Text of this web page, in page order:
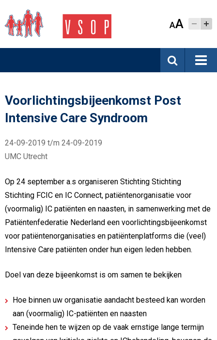
AA
Voorlichtingsbijeenkomst Post
Intensive Care Syndroom
24-09-2019 t/m 24-09-2019
UMC Utrecht
Op 24 september a.s organiseren Stichting Stichting
Stichting FCIC en IC Connect, patiëntenorganisatie voor
(voormalig) IC patiënten en naasten, in samenwerking met de
Patiëntenfederatie Nederland een voorlichtingsbijeenkomst
voor patiëntenorganisaties en patiëntenplatforms die (veel)
Intensive Care patiënten onder hun eigen leden hebben.
Doel van deze bijeenkomst is om samen te bekijken
Hoe binnen uw organisatie aandacht besteed kan worden
aan (voormalig) IC-patiënten en naasten
Teneinde hen te wijzen op de vaak ernstige lange termijn